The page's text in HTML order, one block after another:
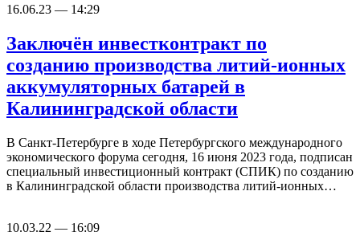
16.06.23 — 14:29
Заключён инвестконтракт по
созданию производства литий-ионных
аккумуляторных батарей в
Калининградской области
В Санкт-Петербурге в ходе Петербургского международного
экономического форума сегодня, 16 июня 2023 года, подписан
специальный инвестиционный контракт (СПИК) по созданию
в Калининградской области производства литий-ионных…
10.03.22 — 16:09